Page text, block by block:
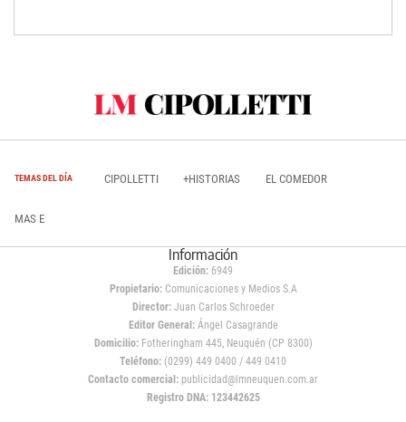
TEMAS DEL DÍA CIPOLLETTI +HISTORIAS EL COMEDOR
MAS E
Información
Edición: 6949
Propietario:Comunicaciones y Medios S.A
Director: Juan Carlos Schroeder
Editor General:Ángel Casagrande
Domicilio:Fotheringham 445, Neuquén (CP 8300)
Teléfono: (0299) 449 0400 / 449 0410
Contacto comercial: publicidad@lmneuquen.com.ar
Registro DNA: 123442625